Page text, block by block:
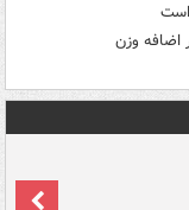
است
اضافه وزن